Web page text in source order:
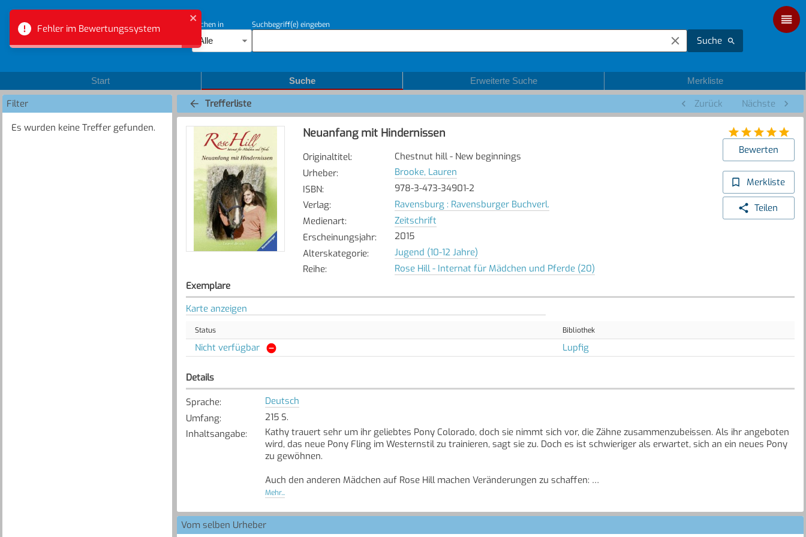
Fehler im Bewertungssystem
Bibliotheksverbund Aargau
Suchen in
Alle
Suchbegriff(e) eingeben
Suche
Start Suche Erweiterte Suche Merkliste
Filter
Es wurden keine Treffer gefunden.
Trefferliste Zurück Nächste
Neuanfang mit Hindernissen
Originaltitel:
Chestnut hill - New beginnings
Urheber:
Brooke, Lauren
ISBN:
978-3-473-34901-2
Verlag:
Ravensburg : Ravensburger Buchverl.
Medienart:
Zeitschrift
Erscheinungsjahr:
2015
Alterskategorie:
Jugend (10-12 Jahre)
Reihe: Rose Hill - Internat für Mädchen und Pferde (20)
Bewerten
Merkliste
Teilen
Exemplare
Karte anzeigen
Status Bibliothek
Nicht verfügbar Lupfig
Details
Sprache:
Deutsch
Umfang:
215 S.
Inhaltsangabe:
Kathy trauert sehr um ihr geliebtes Pony Colorado, doch sie nimmt sich vor, die Zähne zusammenzubeissen. Als ihr angeboten
wird, das neue Pony Fling im Westernstil zu trainieren, sagt sie zu. Doch es ist schwieriger als erwartet, sich an ein neues Pony
zu gewöhnen.
Auch den anderen Mädchen auf Rose Hill machen Veränderungen zu schaffen:
- Samantha ist beunruhigt, weil ihr Vater wieder heiraten will.
Mehr...
Vom selben Urheber